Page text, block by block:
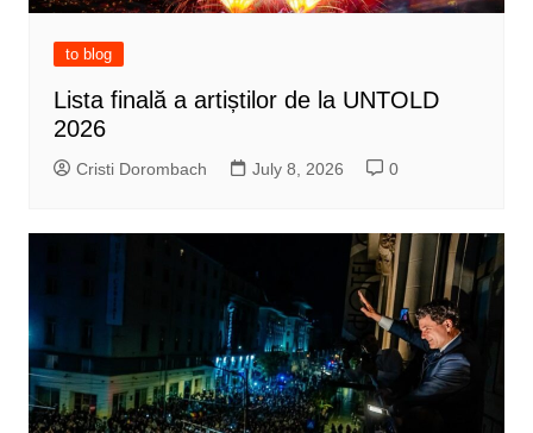
to blog
Lista finală a artiștilor de la UNTOLD
2026
Cristi Dorombach July 8, 2026 0